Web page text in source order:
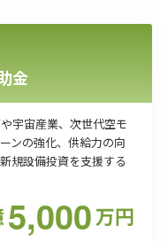
金
宇宙産業、次世代空モ
ンの強化、供給力の向
規設備投資を支援する
5,000万円